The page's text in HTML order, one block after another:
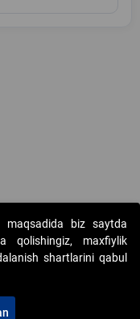
tashkil etish"
maqsadida biz saytda
qolishingiz, maxfiylik
shartlarini qabul